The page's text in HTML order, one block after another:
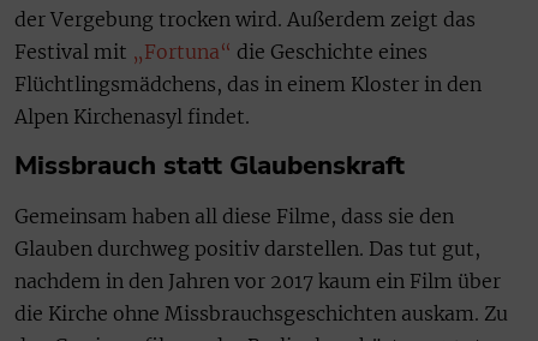
der Vergebung trocken wird. Außerdem zeigt das
Festival mit „Fortuna“ die Geschichte eines
Flüchtlingsmädchens, das in einem Kloster in den
Alpen Kirchenasyl findet.
Missbrauch statt Glaubenskraft
Gemeinsam haben all diese Filme, dass sie den
Glauben durchweg positiv darstellen. Das tut gut,
nachdem in den Jahren vor 2017 kaum ein Film über
die Kirche ohne Missbrauchsgeschichten auskam. Zu